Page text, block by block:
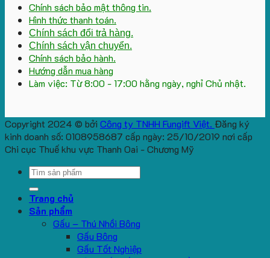
Chính sách bảo mật thông tin.
Hình thức thanh toán.
Chính sách đổi trả hàng.
Chính sách vận chuyển.
Chính sách bảo hành.
Hướng dẫn mua hàng
Làm việc: Từ 8:00 - 17:00 hằng ngày, nghỉ Chủ nhật.
Copyright 2024 © bởi Công ty TNHH Fungift Việt. Đăng ký
kinh doanh số: 0108958687 cấp ngày: 25/10/2019 nơi cấp
Chi cục Thuế khu vực Thanh Oai - Chương Mỹ
Search
Trang chủ
Sản phẩm
Gấu – Thú Nhồi Bông
Gấu Bông
Gấu Tốt Nghiệp